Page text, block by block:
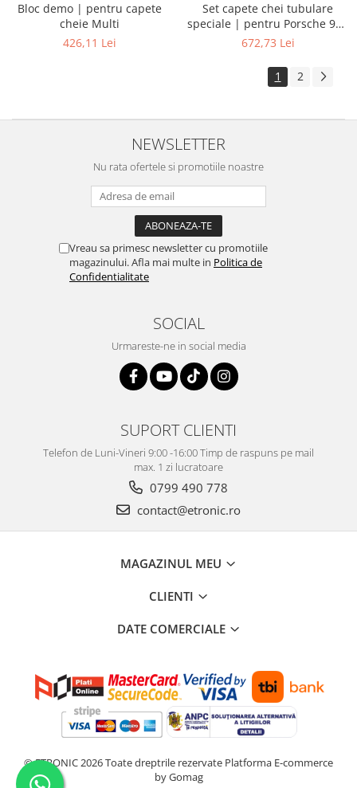
Bloc demo | pentru capete
cheie Multi
426,11 Lei
Set capete chei tubulare
speciale | pentru Porsche 911
(991) | suruburi pentru roti cu
672,73 Lei
1 2
NEWSLETTER
Nu rata ofertele si promotiile noastre
Vreau sa primesc newsletter cu promotiile
magazinului. Afla mai multe in Politica de
Confidentialitate
SOCIAL
Urmareste-ne in social media
SUPORT CLIENTI
Telefon de Luni-Vineri 9:00 -16:00 Timp de raspuns pe mail
max. 1 zi lucratoare
0799 490 778
contact@etronic.ro
MAGAZINUL MEU
CLIENTI
DATE COMERCIALE
© ETRONIC 2026 Toate dreptrile rezervate Platforma E-commerce
by Gomag